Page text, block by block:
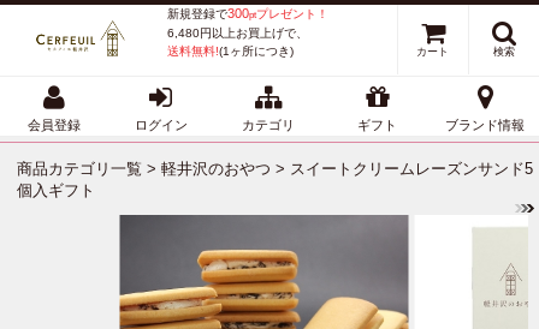
新規登録で300ptプレゼント！
6,480円以上お買上げで、
送料無料!(1ヶ所につき) 検索
カート
会員登録 ログイン カテゴリ ギフト ブランド情報
商品カテゴリ一覧 > 軽井沢のおやつ > スイートクリームレーズンサンド5
個入ギフト